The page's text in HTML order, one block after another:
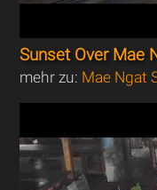
Sunset Over Mae
mehr zu: Mae Ngat